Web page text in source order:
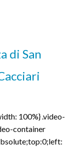
di San
100%} .video-
container